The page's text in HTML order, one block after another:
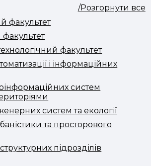
/Розгорнути все
факультет
факультет
і інформаційних
систем
систем та екології
та просторового
підрозділів